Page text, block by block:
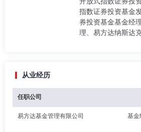
指数证券投资基金
券投资基金基金经
理、易方达纳斯达
从业经历
任职公司
易方达基金管理有限公司 基金